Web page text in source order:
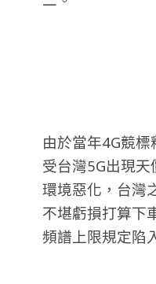
由於當年4G競
受台灣5G出現
環境惡化，台灣
不堪虧損打算下
頻譜上限規定陷